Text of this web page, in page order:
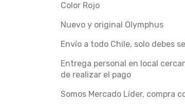
Color Rojo
Nuevo y original Olymphus
Envío a todo Chile, solo debes
Entrega personal en local
de realizar el pago
Somos Mercado Líder, compra